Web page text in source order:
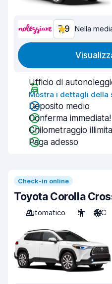
7,9 Nella
Ufficio di
Mostra i dettagli della
Deposito medio
Conferma immediata!
Chilometraggio
Paga adesso
Check-in online
Toyota Corolla
Automatico
5 A/C